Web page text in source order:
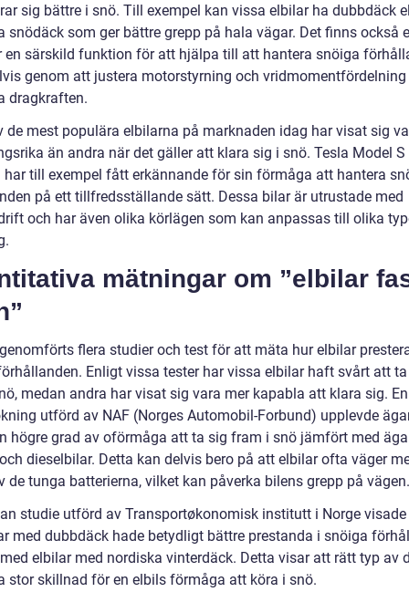
sig bättre i snö. Till exempel kan vissa elbilar ha dubbdäck
snödäck som ger bättre grepp på hala vägar. Det finns också
en särskild funktion för att hjälpa till att hantera snöiga
genom att justera motorstyrning och
dragkraften.
de mest populära elbilarna på marknaden idag har visat sig
än andra när det gäller att klara sig i snö. Tesla Model S
har till exempel fått erkännande för sin förmåga att hantera
på ett tillfredsställande sätt. Dessa bilar är utrustade med
och har även olika körlägen som kan anpassas till olika
mätningar om ”elbilar
flera studier och test för att mäta hur elbilar
Enligt vissa tester har vissa elbilar haft svårt att
medan andra har visat sig vara mer kapabla att klara sig.
utförd av NAF (Norges Automobil-Forbund) upplevde
högre grad av oförmåga att ta sig fram i snö jämfört med
dieselbilar. Detta kan delvis bero på att elbilar ofta väger
de tunga batterierna, vilket kan påverka bilens grepp på vägen.
studie utförd av Transportøkonomisk institutt i Norge
med dubbdäck hade betydligt bättre prestanda i snöiga
elbilar med nordiska vinterdäck. Detta visar att rätt typ av
stor skillnad för en elbils förmåga att köra i snö.